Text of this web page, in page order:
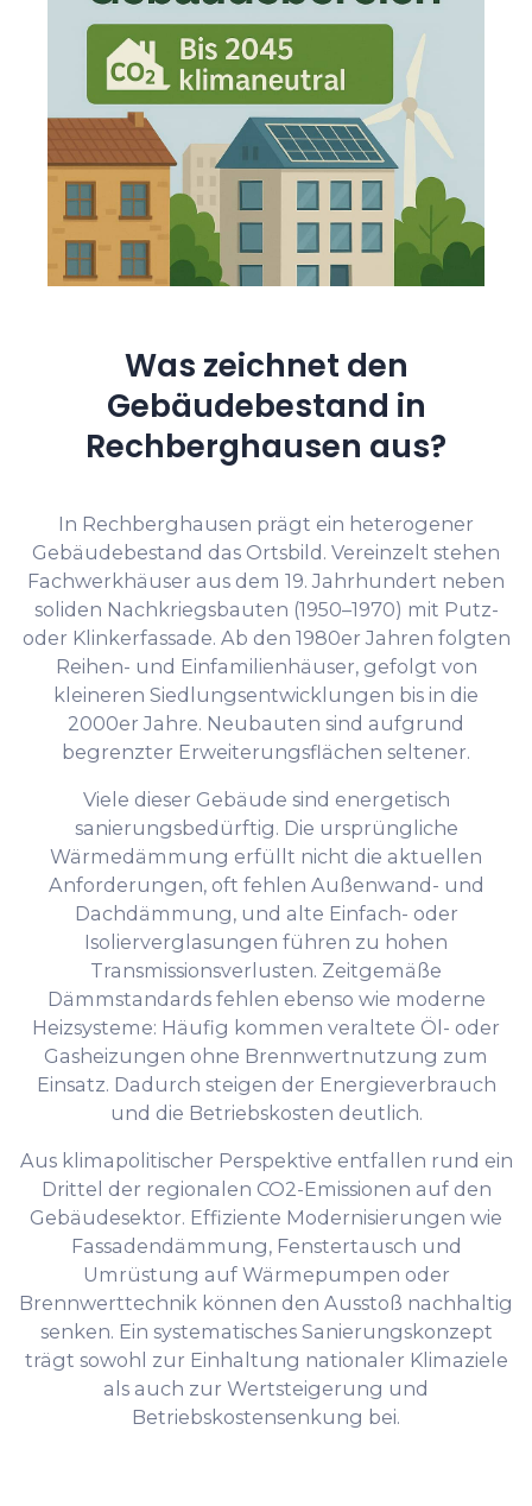
Was zeichnet den
Gebäudebestand in
Rechberghausen aus?
In Rechberghausen prägt ein heterogener
Gebäudebestand das Ortsbild. Vereinzelt stehen
Fachwerkhäuser aus dem 19. Jahrhundert neben
soliden Nachkriegsbauten (1950–1970) mit Putz-
oder Klinkerfassade. Ab den 1980er Jahren folgten
Reihen- und Einfamilienhäuser, gefolgt von
kleineren Siedlungsentwicklungen bis in die
2000er Jahre. Neubauten sind aufgrund
begrenzter Erweiterungsflächen seltener.
Viele dieser Gebäude sind energetisch
sanierungsbedürftig. Die ursprüngliche
Wärmedämmung erfüllt nicht die aktuellen
Anforderungen, oft fehlen Außenwand- und
Dachdämmung, und alte Einfach- oder
Isolierverglasungen führen zu hohen
Transmissionsverlusten. Zeitgemäße
Dämmstandards fehlen ebenso wie moderne
Heizsysteme: Häufig kommen veraltete Öl- oder
Gasheizungen ohne Brennwertnutzung zum
Einsatz. Dadurch steigen der Energieverbrauch
und die Betriebskosten deutlich.
Aus klimapolitischer Perspektive entfallen rund ein
Drittel der regionalen CO2-Emissionen auf den
Gebäudesektor. Effiziente Modernisierungen wie
Fassadendämmung, Fenstertausch und
Umrüstung auf Wärmepumpen oder
Brennwerttechnik können den Ausstoß nachhaltig
senken. Ein systematisches Sanierungskonzept
trägt sowohl zur Einhaltung nationaler Klimaziele
als auch zur Wertsteigerung und
Betriebskostensenkung bei.